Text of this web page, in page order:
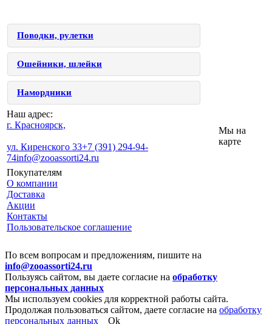
Поводки, рулетки
Ошейники, шлейки
Намордники
Наш адрес:
г. Красноярск,
ул. Киренского 33+7 (391) 294-94-
74info@zooassorti24.ru
Мы на
карте
Покупателям
О компании
Доставка
Акции
Контакты
Пользовательское соглашение
По всем вопросам и предложениям, пишите на
info@zooassorti24.ru
Пользуясь сайтом, вы даете согласие на обработку
персональных данных
Мы используем cookies для корректной работы сайта.
Продолжая пользоваться сайтом, даете согласие на обработку
персональных данных
Ok